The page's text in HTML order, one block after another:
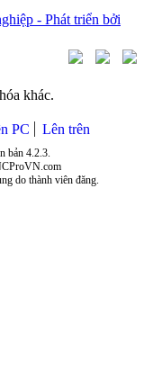
khác.
PC Lên trên
bản 4.2.3.
do thành viên đăng.